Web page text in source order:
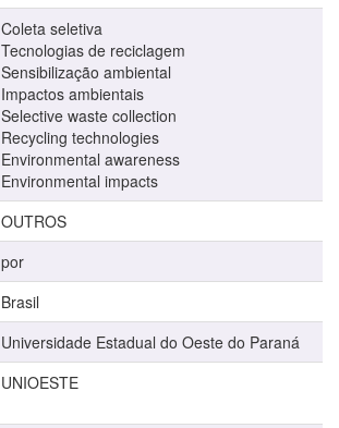
Coleta seletiva
Tecnologias de reciclagem
Sensibilização ambiental
Impactos ambientais
Selective waste collection
Recycling technologies
Environmental awareness
Environmental impacts
OUTROS
por
Brasil
Universidade Estadual do Oeste do Paraná
UNIOESTE